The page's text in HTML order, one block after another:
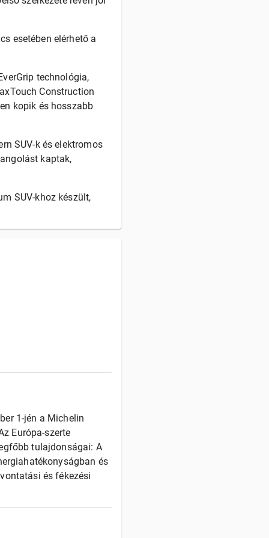
esetében elérhető a
technológia,
Construction
kopik és hosszabb
SUV-k és elektromos
kaptak,
SUV-khoz készült,
1-jén a Michelin
Európa-szerte
tulajdonságai: A
és
és fékezési